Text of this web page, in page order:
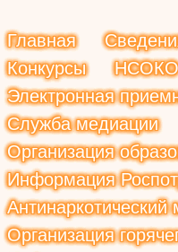
Главная
Конкурсы
НСОКО
Электронная
Служба медиации
Организация
Информация
Антинаркотический
Организация